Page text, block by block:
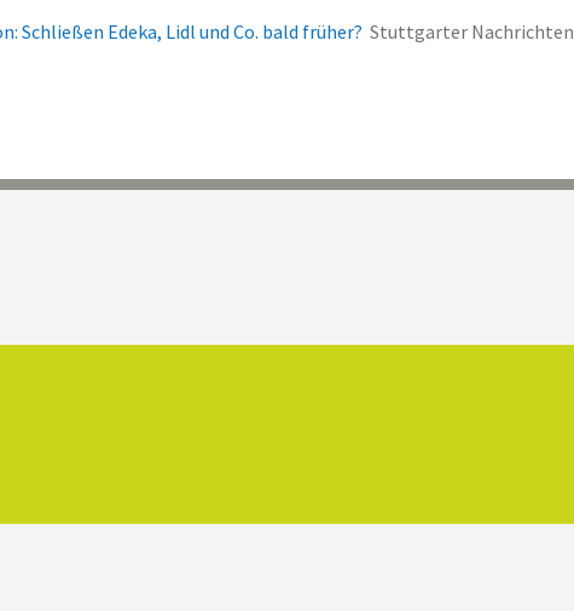
Edeka, Lidl und Co. bald früher? Stuttgarter Nachrichten